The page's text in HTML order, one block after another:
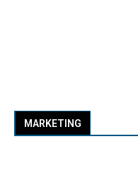
MARKETING